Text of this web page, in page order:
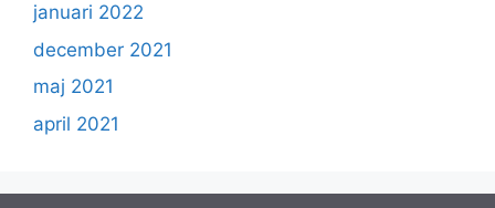
januari 2022
december 2021
maj 2021
april 2021